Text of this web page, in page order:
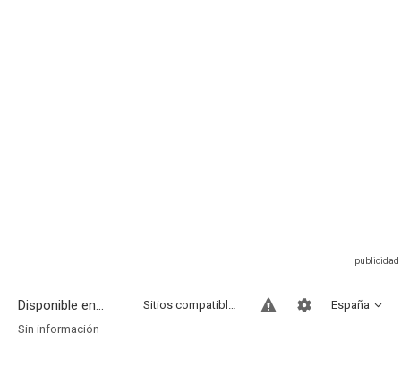
Disponible en... España
Sitios compatibles
Sin información